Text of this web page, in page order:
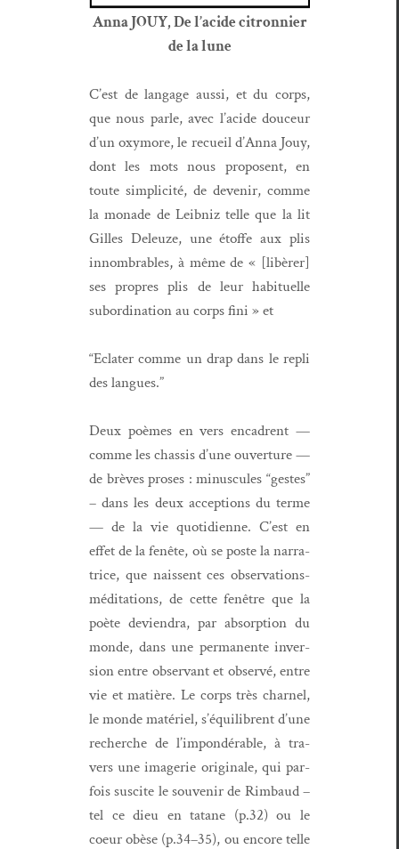
Anna JOUY, De l’acide cit­ron­nier
de la lune
C’est de lan­gage aus­si, et du corps,
que nous par­le, avec l’acide douceur
d’un oxy­more, le recueil d’An­na Jouy,
dont les mots nous pro­posent, en
toute sim­plic­ité, de devenir, comme
la mon­ade de Leib­niz telle que la lit
Gilles Deleuze, une étoffe aux plis
innom­brables, à même de « [libèr­er]
ses pro­pres plis de leur habituelle
sub­or­di­na­tion au corps fini » et
“Eclater comme un drap dans le repli
des langues.”
Deux poèmes en vers enca­drent —
comme les chas­sis d’une ouver­ture —
de brèves pros­es : minus­cules “gestes”
– dans les deux accep­tions du terme
— de la vie quo­ti­di­enne. C’est en
effet de la fenête, où se poste la nar­ra­
trice, que nais­sent ces obser­va­tions-
médi­ta­tions, de cette fenêtre que la
poète devien­dra, par absorp­tion du
monde, dans une per­ma­nente inver­
sion entre obser­vant et observé, entre
vie et matière. Le corps très char­nel,
le monde matériel, s’équili­brent d’une
recherche de l’im­pondérable, à tra­
vers une imagerie orig­i­nale, qui par­
fois sus­cite le sou­venir de Rim­baud –
tel ce dieu en tatane (p.32) ou le
coeur obèse (p.34–35), ou encore telle